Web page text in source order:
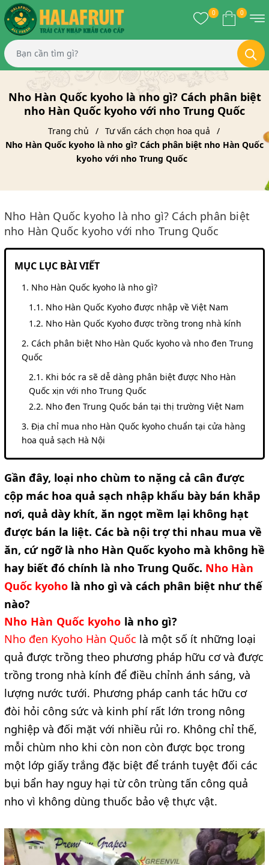
0 0
Nho Hàn Quốc kyoho là nho gì? Cách phân biệt
nho Hàn Quốc kyoho với nho Trung Quốc
Trang chủ
Tư vấn cách chọn hoa quả
Nho Hàn Quốc kyoho là nho gì? Cách phân biệt nho Hàn Quốc
kyoho với nho Trung Quốc
Nho Hàn Quốc kyoho là nho gì? Cách phân biệt
nho Hàn Quốc kyoho với nho Trung Quốc
MỤC LỤC BÀI VIẾT
Nho Hàn Quốc kyoho là nho gì?
Nho Hàn Quốc Kyoho được nhập về Việt Nam
Nho Hàn Quốc Kyoho được trồng trong nhà kính
Cách phân biệt Nho Hàn Quốc kyoho và nho đen Trung
Quốc
Khi bóc ra sẽ dễ dàng phân biệt được Nho Hàn
Quốc xịn với nho Trung Quốc
Nho đen Trung Quốc bán tại thị trường Việt Nam
Địa chỉ mua nho Hàn Quốc kyoho chuẩn tại cửa hàng
hoa quả sạch Hà Nội
Gần đây, loại nho chùm to nặng cả cân được
cộp mác hoa quả sạch nhập khẩu bày bán khắp
nơi, quả dày khít, ăn ngọt mềm lại không hạt
được bán la liệt. Các bà nội trợ thi nhau mua về
ăn, cứ ngỡ là nho Hàn Quốc kyoho mà không hề
hay biết đó chính là nho Trung Quốc. Nho Hàn
Quốc kyoho là nho gì và cách phân biệt như thế
nào?
Nho Hàn Quốc kyoho là nho gì?
Nho đen Kyoho Hàn Quốc là một số ít những loại
quả được trồng theo phương pháp hữu cơ và được
trồng trong nhà kính để điều chỉnh ánh sáng, và
lượng nước tưới. Phương pháp canh tác hữu cơ
đòi hỏi công sức và kinh phí rất lớn trong nông
nghiệp và đối mặt với nhiều rủi ro. Không chỉ thế,
mỗi chùm nho khi còn non còn được bọc trong
một lớp giấy trắng đặc biệt để tránh tuyệt đối các
bụi bẩn hay nguy hại từ côn trùng tấn công quả
nho vì không dùng thuốc bảo vệ thực vật.